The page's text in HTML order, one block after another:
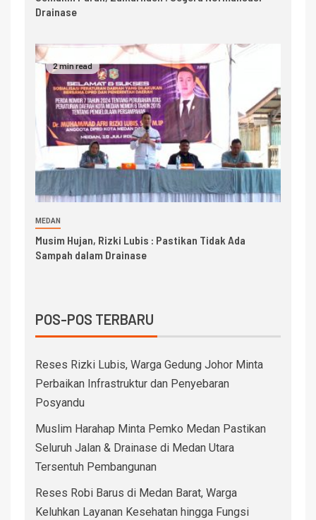
Drainase
2 min read
MEDAN
Musim Hujan, Rizki Lubis : Pastikan Tidak Ada
Sampah dalam Drainase
POS-POS TERBARU
Reses Rizki Lubis, Warga Gedung Johor Minta
Perbaikan Infrastruktur dan Penyebaran
Posyandu
Muslim Harahap Minta Pemko Medan Pastikan
Seluruh Jalan & Drainase di Medan Utara
Tersentuh Pembangunan
Reses Robi Barus di Medan Barat, Warga
Keluhkan Layanan Kesehatan hingga Fungsi